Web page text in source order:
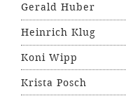
Gerald Huber
Heinrich Klug
Koni Wipp
Krista Posch